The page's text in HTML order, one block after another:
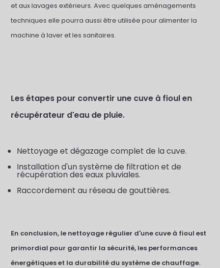
et aux lavages extérieurs. Avec quelques aménagements
techniques elle pourra aussi être utilisée pour alimenter la
machine à laver et les sanitaires.
Les étapes pour convertir une cuve à fioul en
récupérateur d'eau de pluie.
Nettoyage et dégazage complet de la cuve.
Installation d'un système de filtration et de
récupération des eaux pluviales.
Raccordement au réseau de gouttières.
En conclusion, le nettoyage régulier d'une cuve à fioul est
primordial pour garantir la sécurité, les performances
énergétiques et la durabilité du système de chauffage.